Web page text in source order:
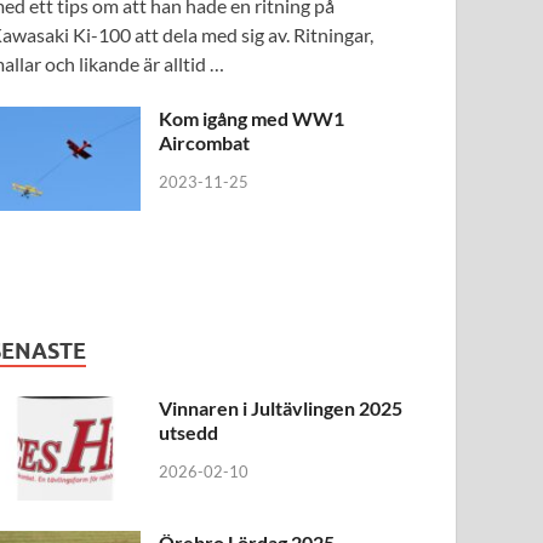
ett tips om att han hade en ritning på
Ki-100 att dela med sig av. Ritningar,
och likande är alltid …
Kom igång med WW1
Aircombat
2023-11-25
Vinnaren i Jultävlingen 2025
utsedd
2026-02-10